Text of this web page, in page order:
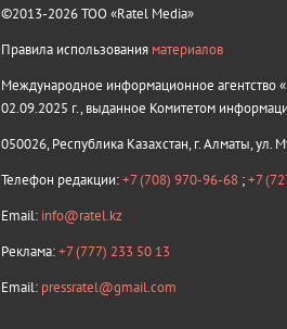
©2013-2026 ТОО «Ratel Media»
Правила использования материалов
Международное информационное агентство
02.09.2025 г., выданное Комитетом
050026, Республика Казахстан, г. Алматы,
Телефон редакции:+7 (708) 970-96-68 ;+7
Email: info@ratel.kz
Реклама:+7 (777) 233 50 13
Email: pressratel@gmail.com